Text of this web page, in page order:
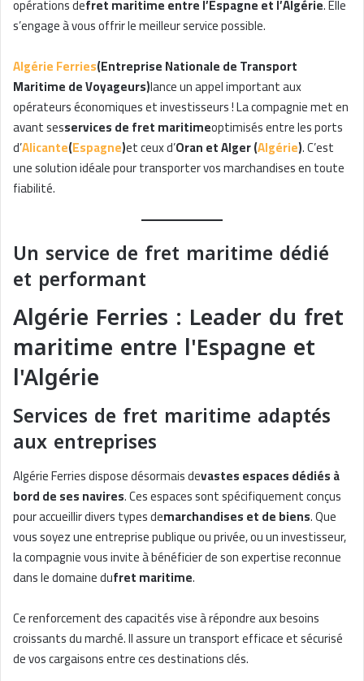
opérations defret maritime entre l’Espagne et l’Algérie. Elle
s’engage à vous offrir le meilleur service possible.
Algérie Ferries(Entreprise Nationale de Transport
Maritime de Voyageurs)lance un appel important aux
opérateurs économiques et investisseurs ! La compagnie met en
avant sesservices de fret maritimeoptimisés entre les ports
d’Alicante(Espagne)et ceux d’Oran et Alger (Algérie). C’est
une solution idéale pour transporter vos marchandises en toute
fiabilité.
Un service de fret maritime dédié
et performant
Algérie Ferries : Leader du fret
maritime entre l'Espagne et
l'Algérie
Services de fret maritime adaptés
aux entreprises
Algérie Ferries dispose désormais devastes espaces dédiés à
bord de ses navires. Ces espaces sont spécifiquement conçus
pour accueillir divers types demarchandises et de biens. Que
vous soyez une entreprise publique ou privée, ou un investisseur,
la compagnie vous invite à bénéficier de son expertise reconnue
dans le domaine dufret maritime.
Ce renforcement des capacités vise à répondre aux besoins
croissants du marché. Il assure un transport efficace et sécurisé
de vos cargaisons entre ces destinations clés.